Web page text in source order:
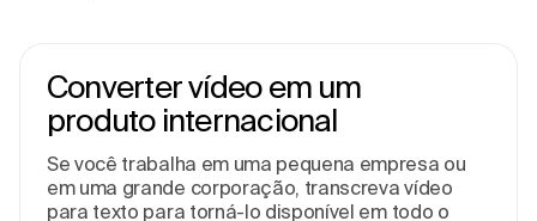
Converter vídeo em um
produto internacional
Se você trabalha em uma pequena empresa ou
em uma grande corporação, transcreva vídeo
para texto para torná-lo disponível em todo o